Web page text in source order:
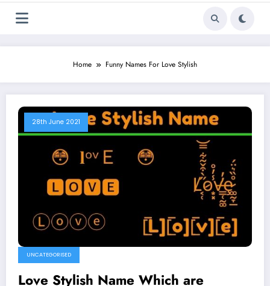
Home Funny Names For Love Stylish
28th June 2021
UNCATEGORISED
Love Stylish Name Which are